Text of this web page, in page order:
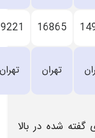
16865
19221
تهران تهران
شده در بالا